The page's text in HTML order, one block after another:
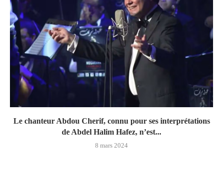
Le chanteur Abdou Cherif, connu pour ses interprétations
de Abdel Halim Hafez, n’est...
8 mars 2024